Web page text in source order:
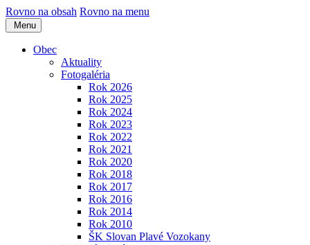
Rovno na obsah Rovno na menu
Menu
Obec
Aktuality
Fotogaléria
Rok 2026
Rok 2025
Rok 2024
Rok 2023
Rok 2022
Rok 2021
Rok 2020
Rok 2018
Rok 2017
Rok 2016
Rok 2014
Rok 2010
ŠK Slovan Plavé Vozokany